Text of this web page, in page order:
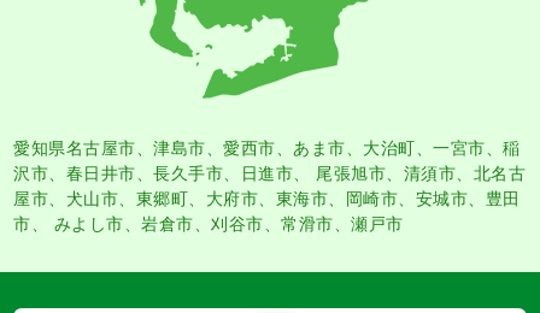
愛知県名古屋市、津島市、愛西市、あま市、大治町、一宮市、稲
沢市、春日井市、長久手市、日進市、 尾張旭市、清須市、北名古
屋市、犬山市、東郷町、大府市、東海市、岡崎市、安城市、豊田
市、 みよし市、岩倉市、刈谷市、常滑市、瀬戸市